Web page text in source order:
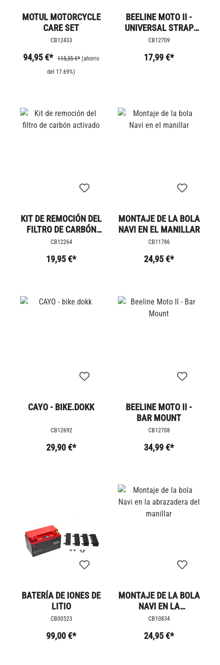
MOTUL MOTORCYCLE
CARE SET
CB12433
94,95 €* 115,35 €* (ahorro
del 17.69%)
BEELINE MOTO II -
UNIVERSAL STRAP
MOUNT
CB12709
17,99 €*
KIT DE REMOCIÓN DEL
FILTRO DE CARBÓN
ACTIVADO
CB12264
19,95 €*
MONTAJE DE LA BOLA
NAVI EN EL MANILLAR
CB11786
24,95 €*
CAYO - BIKE.DOKK
CB12692
29,90 €*
BEELINE MOTO II -
BAR MOUNT
CB12708
34,99 €*
BATERÍA DE IONES DE
LITIO
CB00523
99,00 €*
MONTAJE DE LA BOLA
NAVI EN LA
ABRAZADERA DEL
CB10834
24,95 €*